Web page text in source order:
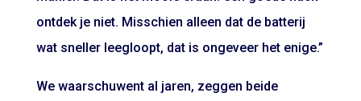
ontdek je niet. Misschien alleen dat de batterij
wat sneller leegloopt, dat is ongeveer het enige.”
We waarschuwent al jaren, zeggen beide